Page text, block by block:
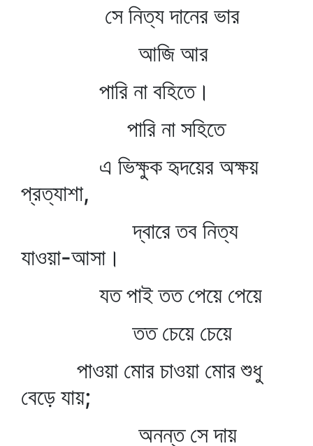
সে নিত্য দানের ভার
আজি আর
পারি না বহিতে।
পারি না সহিতে
এ ভিক্ষুক হৃদয়ের অক্ষয়
প্রত্যাশা,
দ্বারে তব নিত্য
যাওয়া-আসা।
যত পাই তত পেয়ে পেয়ে
তত চেয়ে চেয়ে
পাওয়া মোর চাওয়া মোর শুধু
বেড়ে যায়;
অনন্ত সে দায়